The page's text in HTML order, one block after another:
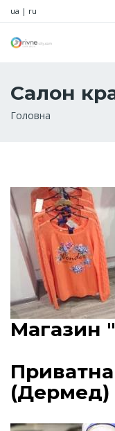
ua | ru
Салон
Рядок
Головна
Магазин
Приватна
(Дермед)